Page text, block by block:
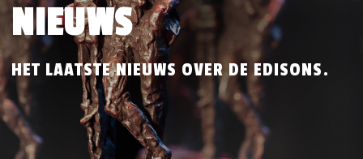
NIEUWS
HET LAATSTE NIEUWS OVER DE EDISONS.